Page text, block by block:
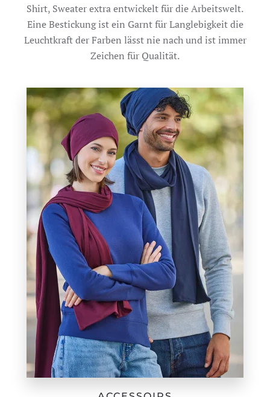
Shirt, Sweater extra entwickelt für die Arbeitswelt.
Eine Bestickung ist ein Garnt für Langlebigkeit die
Leuchtkraft der Farben lässt nie nach und ist immer
Zeichen für Qualität.